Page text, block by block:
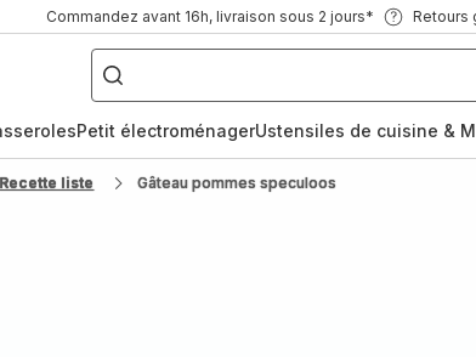
Commandez avant 16h, livraison sous 2 jours* Retours
Que
recherchez-
vous
Petit électroménagerUstensiles de cuisine &
Recette liste Gâteau pommes speculoos